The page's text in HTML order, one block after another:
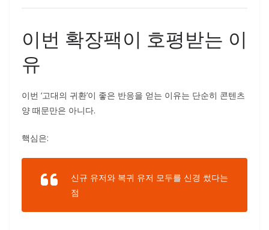
이번 확장팩이 호평받는 이
유
이번 ‘고대의 귀환’이 좋은 반응을 얻는 이유는 단순히 콘텐츠
양 때문만은 아니다.
핵심은:
신규 유저와 복귀 유저 모두를 신경 썼다는
점